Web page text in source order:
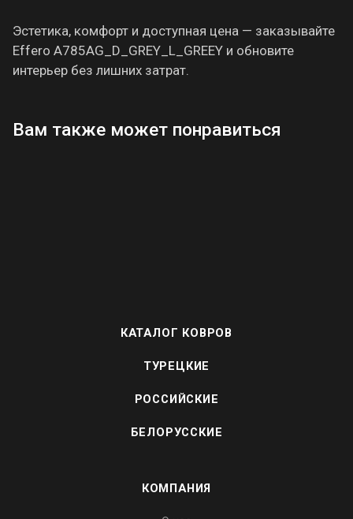
Эстетика, комфорт и доступная цена — заказывайте
Effero A785AG_D_GREY_L_GREEY и обновите
интерьер без лишних затрат.
Вам также может понравиться
КАТАЛОГ КОВРОВ
ТУРЕЦКИЕ
РОССИЙСКИЕ
БЕЛОРУССКИЕ
КОМПАНИЯ